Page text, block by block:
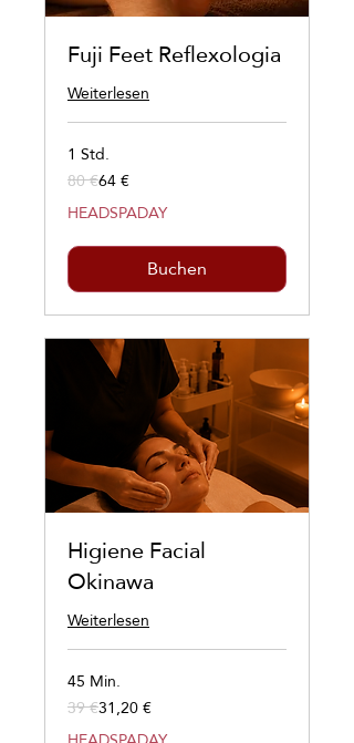
Fuji Feet Reflexologia
Weiterlesen
1 Std.
80
Euro
80 €64 €
HEADSPADAY
Buchen
Higiene Facial
Okinawa
Weiterlesen
45 Min.
39
Euro
39 €31,20 €